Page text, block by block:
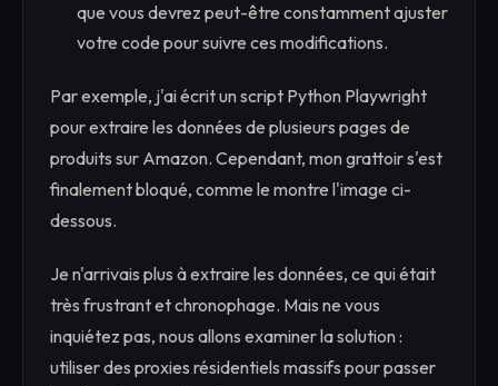
que vous devrez peut-être constamment ajuster
votre code pour suivre ces modifications.
Par exemple, j'ai écrit un script Python Playwright
pour extraire les données de plusieurs pages de
produits sur Amazon. Cependant, mon grattoir s'est
finalement bloqué, comme le montre l'image ci-
dessous.
Je n'arrivais plus à extraire les données, ce qui était
très frustrant et chronophage. Mais ne vous
inquiétez pas, nous allons examiner la solution :
utiliser des proxies résidentiels massifs pour passer